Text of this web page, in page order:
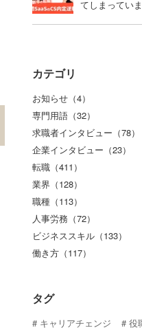
てしまってい
定を獲得する
カテゴリ
お知らせ（4）
専門用語（32）
求職者インタビュー（78）
企業インタビュー（23）
転職（411）
業界（128）
職種（113）
人事労務（72）
ビジネススキル（133）
働き方（117）
タグ
キャリアチェンジ
役